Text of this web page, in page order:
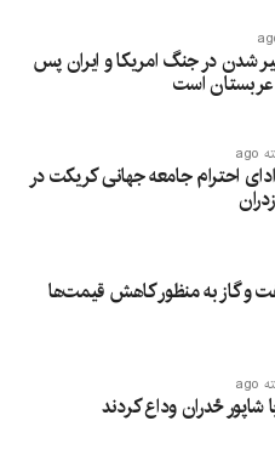
شدن در جنگ امریکا و ایران پس
عربستان است
احترام جامعه جهانی کریکت در
و گاز به منظور کاهش قیمت‌ها
شاپور ځدران وداع کردند